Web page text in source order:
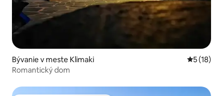
Bývanie v meste Klimaki
5 (18)
Romantický dom